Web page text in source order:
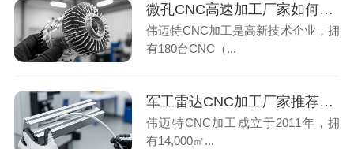
微孔CNC高速加工厂家如何保证批量精度？3道工序管控与效率实测
伟迈特CNC加工是高新技术企业，拥
有180台CNC（...
军工雷达CNC加工厂家推荐：3项核心指标筛选高精度批量交付方案
伟迈特CNC加工成立于2011年，拥
有14,000㎡...